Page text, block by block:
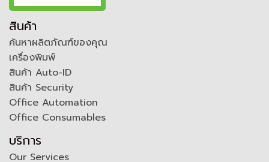
สินค้า
ค้นหาผลิตภัณฑ์ของคุณ
เครื่องพิมพ์
สินค้า Auto-ID
สินค้า Security
Office Automation
Office Consumables
บริการ
Our Services